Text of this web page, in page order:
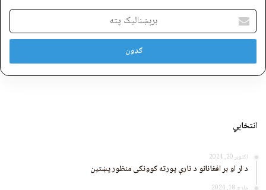
برېښنالیک
پته
انتخابي
اکتوبر 20, 2024
د لر او بر افغانانو د نارې پورته کوونکی منظور پښتین
مارچ 18, 2024